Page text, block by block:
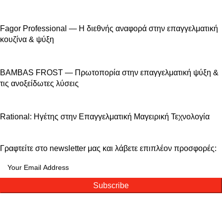
Fagor Professional — Η διεθνής αναφορά στην επαγγελματική
κουζίνα & ψύξη
BAMBAS FROST — Πρωτοπορία στην επαγγελματική ψύξη &
τις ανοξείδωτες λύσεις
Rational: Ηγέτης στην Επαγγελματική Μαγειρική Τεχνολογία
Γραφτείτε στο newsletter μας και λάβετε επιπλέον προσφορές:
Subscribe